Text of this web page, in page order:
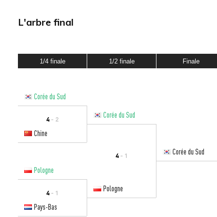
L'arbre final
1/4 finale 1/2 finale Finale
Corée du Sud
4 - 2
Corée du Sud
Chine
4 - 1
Corée du Sud
Pologne
4 - 1
Pologne
Pays-Bas